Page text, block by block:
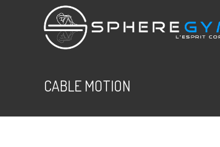
CABLE MOTION